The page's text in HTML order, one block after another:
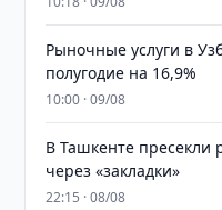
Рыночные услуги в
полугодие на 16,9%
10:00 · 09/08
В Ташкенте пресекли
через «закладки»
22:15 · 08/08